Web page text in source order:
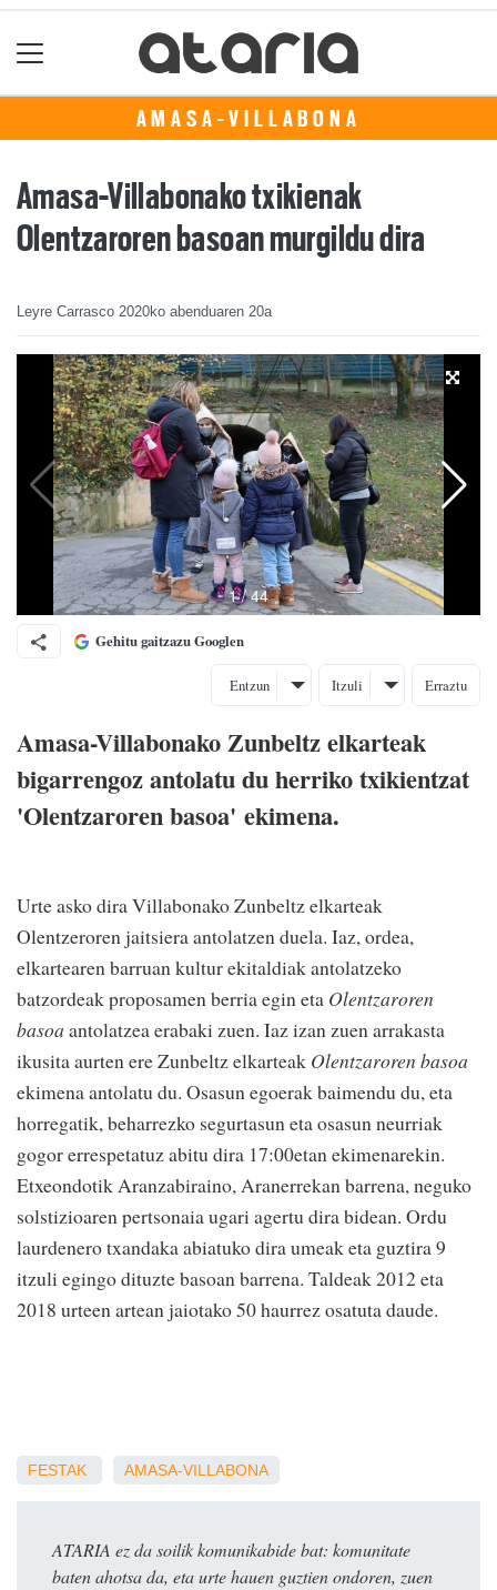
AMASA-VILLABONA
Amasa-Villabonako txikienak
Olentzaroren basoan murgildu dira
Leyre Carrasco 2020ko abenduaren 20a
Gehitu gaitzazu Googlen
Entzun Itzuli Erraztu
Amasa-Villabonako Zunbeltz elkarteak
bigarrengoz antolatu du herriko txikientzat
'Olentzaroren basoa' ekimena.
Urte asko dira Villabonako Zunbeltz elkarteak
Olentzeroren jaitsiera antolatzen duela. Iaz, ordea,
elkartearen barruan kultur ekitaldiak antolatzeko
batzordeak proposamen berria egin eta Olentzaroren
basoa antolatzea erabaki zuen. Iaz izan zuen arrakasta
ikusita aurten ere Zunbeltz elkarteak Olentzaroren basoa
ekimena antolatu du. Osasun egoerak baimendu du, eta
horregatik, beharrezko segurtasun eta osasun neurriak
gogor errespetatuz abitu dira 17:00etan ekimenarekin.
Etxeondotik Aranzabiraino, Aranerrekan barrena, neguko
solstizioaren pertsonaia ugari agertu dira bidean. Ordu
laurdenero txandaka abiatuko dira umeak eta guztira 9
itzuli egingo dituzte basoan barrena. Taldeak 2012 eta
2018 urteen artean jaiotako 50 haurrez osatuta daude.
FESTAK AMASA-VILLABONA
ATARIA ez da soilik komunikabide bat: komunitate
baten ahotsa da, eta urte hauen guztien ondoren, zuen